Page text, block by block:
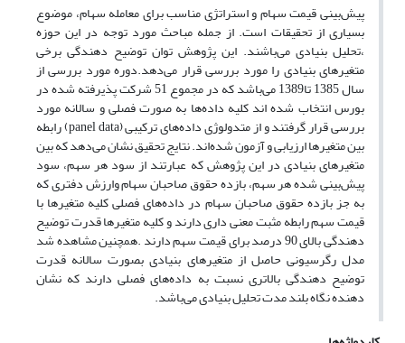
پیش‌بینی قیمت سهام و استراتژی مناسب برای معامله سهام، موضوع
بسیاری از تحقیقات است. از جمله مباحث مورد توجه در این حوزه
،تحلیل بنیادی می‌باشند. این پژوهش توان توضیح دهندگی برخی
متغیرهای بنیادی را مورد بررسی قرار می‌دهد.دوره مورد بررسی از
سال 1385 تا1389 می‌باشد که در مجموع 51 شرکت پذیرفته شده در
بورس انتخاب شده اند کلیه داده‌ها به صورت فصلی و سالانه مورد
بررسی قرار گرفتند و از متدولوژی داده‌های ترکیبی (panel data) رابطه
بین متغیرها ارزیابی و آزمون شده‌اند. نتایج تحقیق نشان می‌دهد که بین
متغیرهای بنیادی در این پژوهش که عبارتند از سود هر سهم، سود
پیش‌بینی شده هر سهم، بازده حقوق صاحبان سهام وارزش دفتری که
به جز بازده حقوق صاحبان سهام در داده‌های فصلی کلیه متغیرها با
قیمت سهم رابطه مثبت معنی داری دارند و کلیه متغیرها قدرت توضیح
دهندگی بالای 90 درصد برای قیمت سهم دارند .همچنین مشاهده شد
مدل رگرسیونی حاصل از متغیرهای بنیادی بصورت سالانه قدرت
توضیح دهندگی بالاتری نسبت به داده‌های فصلی دارند که نشان
دهنده نگاه بلند مدت تحلیل بنیادی می‌باشد.